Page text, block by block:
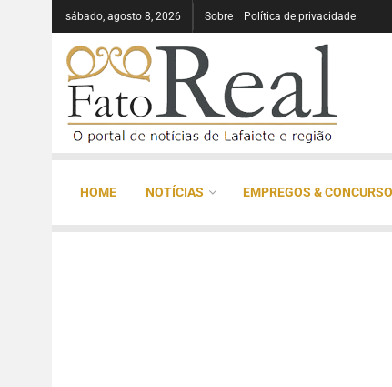
sábado, agosto 8, 2026 Sobre Política de privacidade
HOME NOTÍCIAS EMPREGOS &